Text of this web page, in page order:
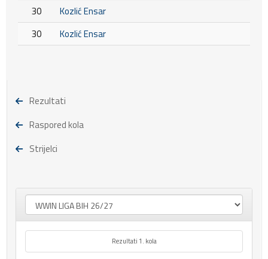
30
Kozlić Ensar
30
Kozlić Ensar
Rezultati
Raspored kola
Strijelci
Rezultati 1. kola